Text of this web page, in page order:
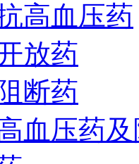
高血压药
放药
断药
血压药